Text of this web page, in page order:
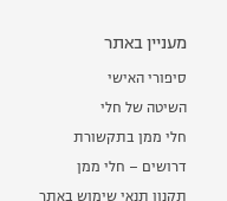
מעניין באתר
סיפורי האישי
השיטה של חלי
חלי ממן בתקשורת
דרושים – חלי ממן